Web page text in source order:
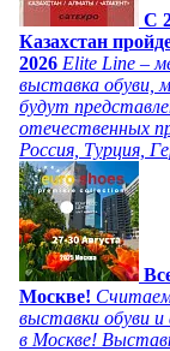
C
Казахстан
2026 Elite Line –
выставка обуви,
будут
отечественных
Россия, Турция,
Москве!
выставки обуви и
в Москве!